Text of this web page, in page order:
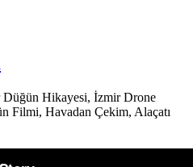
Düğün Hikayesi, İzmir Drone
Filmi, Havadan Çekim, Alaçatı